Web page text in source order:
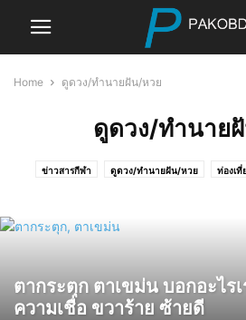
Home ดูดวง/ทำนายฝัน/หวย
ดูดวง/ทำนาย
ข่าวสารกีฬา ดูดวง/ทำนายฝัน/หวย ท่องเที่
ตากระตุก ตาเขม่น บอกอะไร
ความเชื่อ ขวาร้าย ซ้ายดี